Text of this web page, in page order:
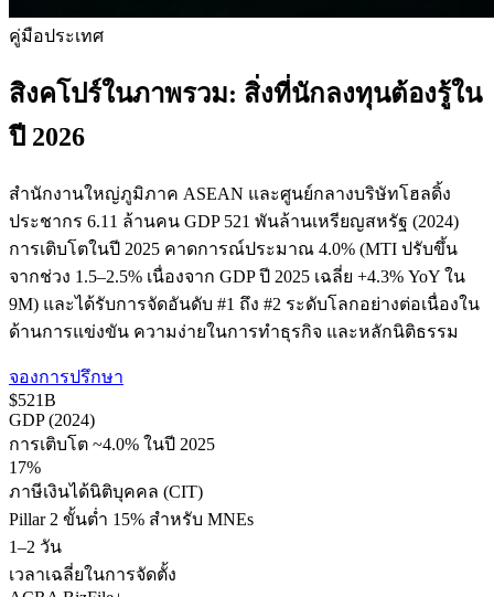
คู่มือประเทศ
สิงคโปร์ในภาพรวม: สิ่งที่นักลงทุนต้องรู้ใน
ปี 2026
สำนักงานใหญ่ภูมิภาค ASEAN และศูนย์กลางบริษัทโฮลดิ้ง
ประชากร 6.11 ล้านคน GDP 521 พันล้านเหรียญสหรัฐ (2024)
การเติบโตในปี 2025 คาดการณ์ประมาณ 4.0% (MTI ปรับขึ้น
จากช่วง 1.5–2.5% เนื่องจาก GDP ปี 2025 เฉลี่ย +4.3% YoY ใน
9M) และได้รับการจัดอันดับ #1 ถึง #2 ระดับโลกอย่างต่อเนื่องใน
ด้านการแข่งขัน ความง่ายในการทำธุรกิจ และหลักนิติธรรม
จองการปรึกษา
$521B
GDP (2024)
การเติบโต ~4.0% ในปี 2025
17%
ภาษีเงินได้นิติบุคคล (CIT)
Pillar 2 ขั้นต่ำ 15% สำหรับ MNEs
1–2 วัน
เวลาเฉลี่ยในการจัดตั้ง